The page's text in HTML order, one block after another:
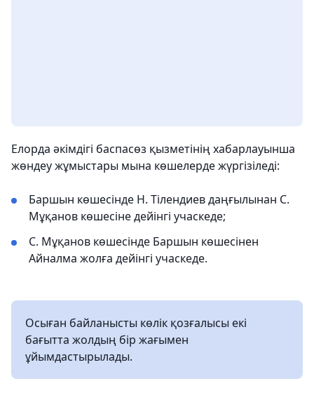
Елорда әкімдігі баспасөз қызметінің хабарлауынша
жөндеу жұмыстары мына көшелерде жүргізіледі:
Баршын көшесінде Н. Тілендиев даңғылынан С.
Мұқанов көшесіне дейінгі учаскеде;
С. Мұқанов көшесінде Баршын көшесінен
Айналма жолға дейінгі учаскеде.
Осыған байланысты көлік қозғалысы екі
бағытта жолдың бір жағымен
ұйымдастырылады.